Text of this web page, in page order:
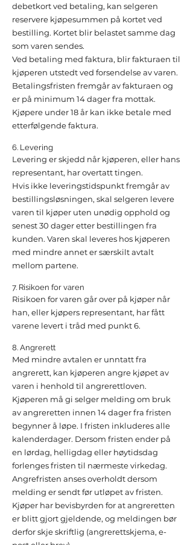
debetkort ved betaling, kan selgeren
reservere kjøpesummen på kortet ved
bestilling. Kortet blir belastet samme dag
som varen sendes.
Ved betaling med faktura, blir fakturaen til
kjøperen utstedt ved forsendelse av varen.
Betalingsfristen fremgår av fakturaen og
er på minimum 14 dager fra mottak.
Kjøpere under 18 år kan ikke betale med
etterfølgende faktura.
6. Levering
Levering er skjedd når kjøperen, eller hans
representant, har overtatt tingen.
Hvis ikke leveringstidspunkt fremgår av
bestillingsløsningen, skal selgeren levere
varen til kjøper uten unødig opphold og
senest 30 dager etter bestillingen fra
kunden. Varen skal leveres hos kjøperen
med mindre annet er særskilt avtalt
mellom partene.
7. Risikoen for varen
Risikoen for varen går over på kjøper når
han, eller kjøpers representant, har fått
varene levert i tråd med punkt 6.
8. Angrerett
Med mindre avtalen er unntatt fra
angrerett, kan kjøperen angre kjøpet av
varen i henhold til angrerettloven.
Kjøperen må gi selger melding om bruk
av angreretten innen 14 dager fra fristen
begynner å løpe. I fristen inkluderes alle
kalenderdager. Dersom fristen ender på
en lørdag, helligdag eller høytidsdag
forlenges fristen til nærmeste virkedag.
Angrefristen anses overholdt dersom
melding er sendt før utløpet av fristen.
Kjøper har bevisbyrden for at angreretten
er blitt gjort gjeldende, og meldingen bør
derfor skje skriftlig (angrerettskjema, e-